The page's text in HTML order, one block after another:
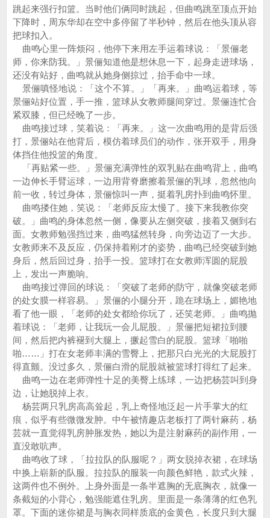
跳起来强行扣篮。当时他们俩同时跳起，但曲鸣跳至顶点开始
下降时，周东华却在空中多停留了半秒钟，然后在他头顶从容
把球扣入。
曲鸣心里一阵烦闷，他停下来用左手运着球说：「景俪老
师，你来防我。」景俪知道他是想休息一下，起身走进球场，
还没有站好，曲鸣就从她身侧掠过，抬手命中一球。
景俪嗔怪地说：「这个不算。」「再来。」曲鸣运着球，等
景俪站好位置，手一推，篮球从女教师腿间穿过。景俪连忙合
紧双膝，但已经晚了一步。
曲鸣接过球，笑着说：「再来。」这一次曲鸣用的是背后强
打，景俪站在他背后，模仿着球员们的动作，张开双手，用身
体挡住他投篮的角度。
「再贴紧一些。」景俪充满弹性的双乳贴在曲鸣背上，曲鸣
一边伸长手臂运球，一边用背脊磨擦着景俪的乳球，忽然他向
前一收，转过身体，景俪惊叫一声，挺着乳房扑到曲鸣怀里。
曲鸣搂住她，笑说：「老师反应太慢了。接下来我教你突
破。」曲鸣的身体忽然一侧，像要从左侧突破，接着又侧到右
面。女教师勉强挡过来，曲鸣猛然转身，向旁边迈了一大步。
女教师来不及反应，仍保持着刚才的姿势，曲鸣已经突破到她
身后，然后回过身，抬手一投。篮球打在女教师浑圆的屁股
上，发出一声脆响。
曲鸣接过弹回的球说：「突破了老师的防守，就像突破老师
的处女膜一样容易。」景俪的小腿分开，跪在球场上，媚艳地
看了他一眼，「老师的处女都给你玩了，还笑老师。」曲鸣抛
着球说：「老师，让我玩一会儿屁股。」景俪把短裙拉到腰
间，然后把内裤褪到大腿上，撅起雪白的屁股。篮球「啪啪
啪……」打在女老师丰满的雪臀上，把那只白光光的大屁股打
得直颤。没过多久，景俪白滑的屁股就被篮球打得红了起来。
曲鸣一边在老师弹性十足的美臀上练球，一边把杨芸叫到身
边，让她脱掉上衣。
杨芸两只乳房高高耸起，乳上奇怪地泛起一片手掌大的红
痕，似乎有些微微发肿。中午被情趣店老板打了两针麻药，杨
芸就一直觉得乳房肿胀发热，她以为是注射麻药的副作用，一
直没敢吭声。
曲鸣收了球，「拉拉队的队服呢？」两女脱掉衣裙，在球场
中换上崭新的队服。拉拉队的服装一向颜色鲜艳，款式火辣，
这两件也不例外。上身外面是一条半遮胸的无底胸衣，就像一
条截短的小背心，勉强能遮住乳房。里面是一条薄薄的红色乳
罩。下面的迷你裙是与胸衣同样质底的金黄色，长度只到大腿